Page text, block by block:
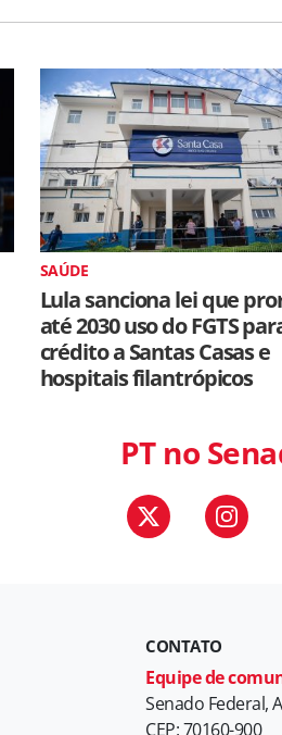
SAÚDE
Lula sanciona lei que
até 2030 uso do FGTS
crédito a Santas Casas e
hospitais filantrópicos
PT no
CONTATO
Equipe de
Senado Federal,
CEP: 70160-900